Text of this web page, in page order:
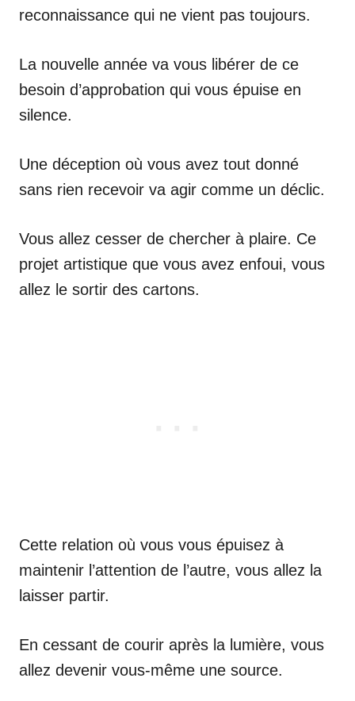
reconnaissance qui ne vient pas toujours.
La nouvelle année va vous libérer de ce
besoin d’approbation qui vous épuise en
silence.
Une déception où vous avez tout donné
sans rien recevoir va agir comme un déclic.
Vous allez cesser de chercher à plaire. Ce
projet artistique que vous avez enfoui, vous
allez le sortir des cartons.
Cette relation où vous vous épuisez à
maintenir l’attention de l’autre, vous allez la
laisser partir.
En cessant de courir après la lumière, vous
allez devenir vous-même une source.